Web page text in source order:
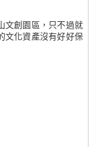
文創園區，只不過就
文化資產沒有好好保